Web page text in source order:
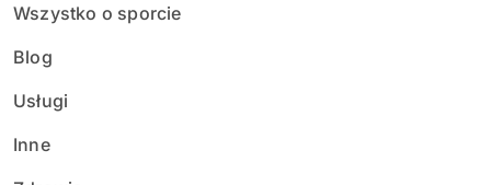
Wszystko o sporcie
Blog
Usługi
Inne